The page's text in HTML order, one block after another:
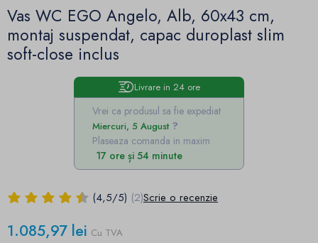
Vas WC EGO Angelo, Alb, 60x43 cm,
montaj suspendat, capac duroplast slim
soft-close inclus
Livrare in 24 ore
Vrei ca produsul sa fie expediat
Miercuri, 5 August
Plaseaza comanda in maxim
17 ore și 54 minute
(4,5/5) (2)Scrie o recenzie
1.085,97 lei Cu TVA